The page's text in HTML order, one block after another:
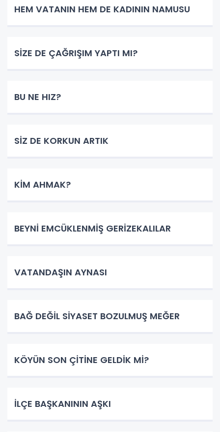
HEM VATANIN HEM DE KADININ NAMUSU
SİZE DE ÇAĞRIŞIM YAPTI MI?
BU NE HIZ?
SİZ DE KORKUN ARTIK
KİM AHMAK?
BEYNİ EMCÜKLENMİŞ GERİZEKALILAR
VATANDAŞIN AYNASI
BAĞ DEĞİL SİYASET BOZULMUŞ MEĞER
KÖYÜN SON ÇİTİNE GELDİK Mİ?
İLÇE BAŞKANININ AŞKI